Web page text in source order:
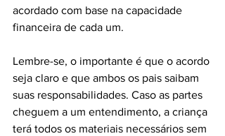
acordado com base na capacidade
financeira de cada um.
Lembre-se, o importante é que o acordo
seja claro e que ambos os pais saibam
suas responsabilidades. Caso as partes
cheguem a um entendimento, a criança
terá todos os materiais necessários sem